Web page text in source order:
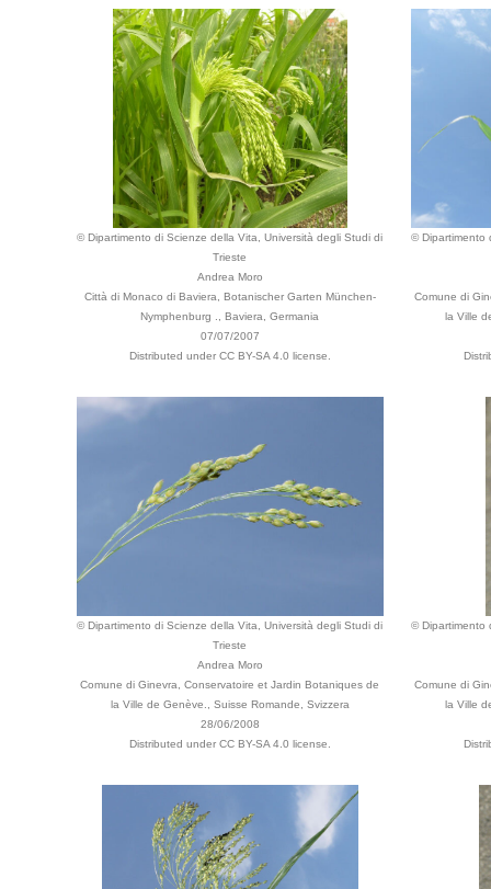
© Dipartimento di Scienze della Vita, Università degli Studi di
Trieste
Andrea Moro
Città di Monaco di Baviera, Botanischer Garten München-
Nymphenburg ., Baviera, Germania
07/07/2007
Distributed under CC BY-SA 4.0 license.
© Dipartimento
Comune di
la Ville
© Dipartimento di Scienze della Vita, Università degli Studi di
Trieste
Andrea Moro
Comune di Ginevra, Conservatoire et Jardin Botaniques de
la Ville de Genève., Suisse Romande, Svizzera
28/06/2008
Distributed under CC BY-SA 4.0 license.
© Dipartimento
Comune di
la Ville